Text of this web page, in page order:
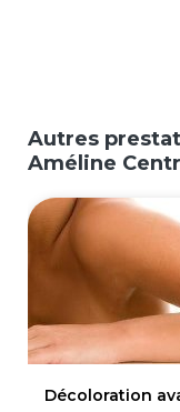
Autres
Améline
Décoloration